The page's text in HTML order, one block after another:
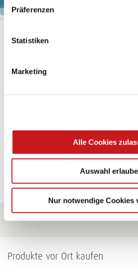
Impressum.
Präferenzen
Statistiken
Marketing
Alle Cookies
Auswahl
Nur notwendige Cookies
Eine Überraschung der
unübertroffen in der Wirkung.
Zu allen Tipps
Produkte vor Ort kaufen